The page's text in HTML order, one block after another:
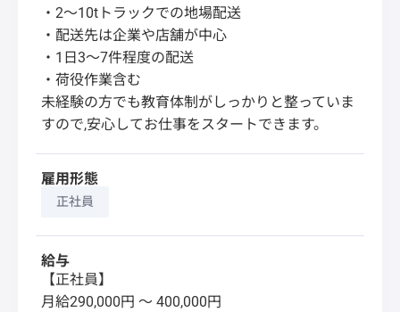
・2〜10tトラックでの地場配送
・配送先は企業や店舗が中心
・1日3〜7件程度の配送
・荷役作業含む
未経験の方でも教育体制がしっかりと整っていま
すので,安心してお仕事をスタートできます。
雇用形態
正社員
給与
【正社員】
月給290,000円 〜 400,000円